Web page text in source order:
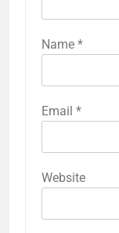
Name *
Email *
Website